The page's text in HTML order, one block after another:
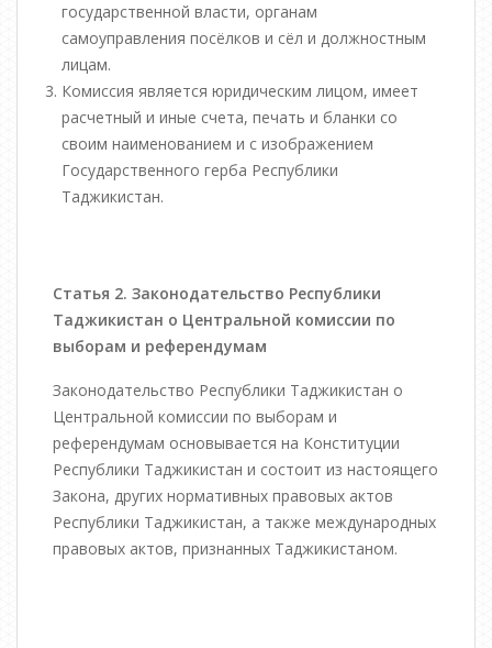
государственной власти, органам
самоуправления посёлков и сёл и должностным
лицам.
Комиссия является юридическим лицом, имеет
расчетный и иные счета, печать и бланки со
своим наименованием и с изображением
Государственного герба Республики
Таджикистан.
Статья 2. Законодательство Республики
Таджикистан о Центральной комиссии по
выборам и референдумам
Законодательство Республики Таджикистан о
Центральной комиссии по выборам и
референдумам основывается на Конституции
Республики Таджикистан и состоит из настоящего
Закона, других нормативных правовых актов
Республики Таджикистан, а также международных
правовых актов, признанных Таджикистаном.